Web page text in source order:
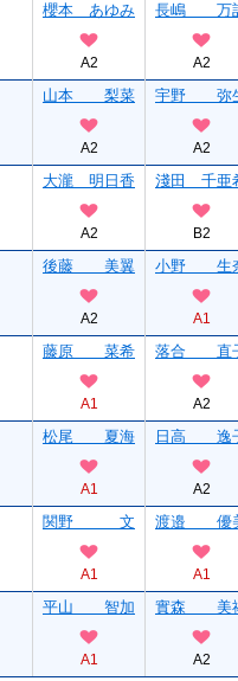
櫻本 あゆみ
A2
長嶋 万
A2
山本 梨菜
A2
宇野 弥
A2
大瀧 明日香
A2
淺田 千亜
B2
後藤 美翼
A2
小野 生
A1
藤原 菜希
A1
落合 直
A2
松尾 夏海
A1
日高 逸
A2
関野 文
A1
渡邉 優
A1
平山 智加
A1
實森 美
A2